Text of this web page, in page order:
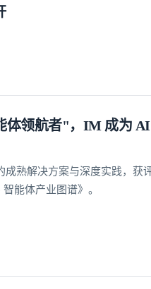
体领航者"，IM 成为
成熟解决方案与深度实践，获
能体产业图谱》。